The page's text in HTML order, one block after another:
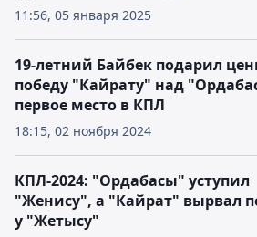
11:56, 05 января 2025
18:15, 02 ноября 2024
19-летний Байбек подарил
победу "Кайрату" над
первое место в КПЛ
КПЛ-2024: "Ордабасы" уступил
"Женису", а "Кайрат" вырвал
у "Жетысу"